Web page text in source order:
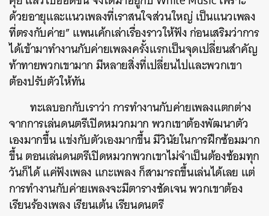
ด้วยอายุและแนวเพลงที่เราสนใจส่วนใหญ่ เป็นแนวเพลง
ที่ตรงกับค่าย”แพนเค้กเล่าเรื่องราวให้ฟัง ก่อนเสริมว่าการ
ได้เข้ามาทำงานกับค่ายเพลงครั้งแรกเป็นจุดเปลี่ยนสำคัญ
ท้าทายพวกเขามาก มีหลายสิ่งที่เปลี่ยนไปและพวกเขา
ต้องปรับตัวให้ทัน
ทะเลบอกกับเราว่า การทำงานกับค่ายเพลงแตกต่าง
จากการเล่นดนตรีเปิดหมวกมาก พวกเขาต้องพัฒนาตัว
เองมากขึ้น แข่งกับตัวเองมากขึ้น มีวินัยในการฝึกซ้อมมาก
ขึ้น ตอนเล่นดนตรีเปิดหมวกพวกเขาไม่จำเป็นต้องซ้อมทุก
วันก็ได้ แค่ฟังเพลง แกะเพลง ก็สามารถขึ้นเล่นได้เลย แต่
การทำงานกับค่ายเพลงจะมีตารางชัดเจน พวกเขาต้อง
เรียนร้องเพลง เรียนเต้น เรียนดนตรี